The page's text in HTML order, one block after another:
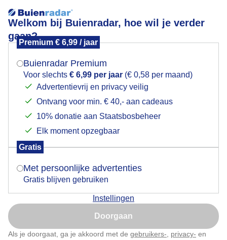
Welkom bij Buienradar, hoe wil je verder
gaan?
Premium € 6,99 / jaar
Buienradar Premium
Voor slechts € 6,99 per jaar (€ 0,58 per maand)
Advertentievrij en privacy veilig
Ontvang voor min. € 40,- aan cadeaus
10% donatie aan Staatsbosbeheer
Elk moment opzegbaar
Gratis
Met persoonlijke advertenties
Gratis blijven gebruiken
Instellingen
Doorgaan
Als je doorgaat, ga je akkoord met de gebruikers- privacy- en
Licht nevelig rond zonsopkomst
Door: Maddy Koster Gemaakt: 10-09-2025, 41x bekeken
Mogen we je locatie gebruiken voor het
Indien je hier nog geen akkoord op hebt gegeven,
verschijnt er zo een pop-up uit je browser waarin
Is goed, toon de popup
Nu niet, misschien later
Klik hierom dit aan te passen